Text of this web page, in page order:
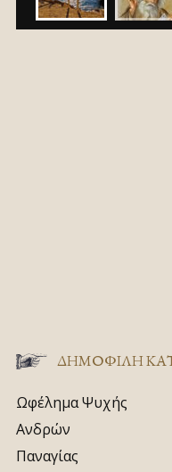
ΔΗΜΟΦΙΛΗ
Ωφέλημα Ψυχής
Ανδρών
Παναγίας